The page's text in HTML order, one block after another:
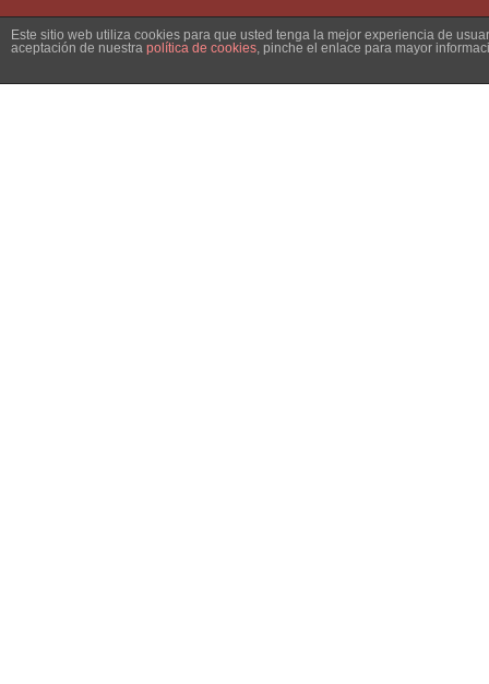
Este sitio web utiliza cookies para que usted tenga la mejor experiencia de
aceptación de nuestra política de cookies, pinche el enlace para mayor